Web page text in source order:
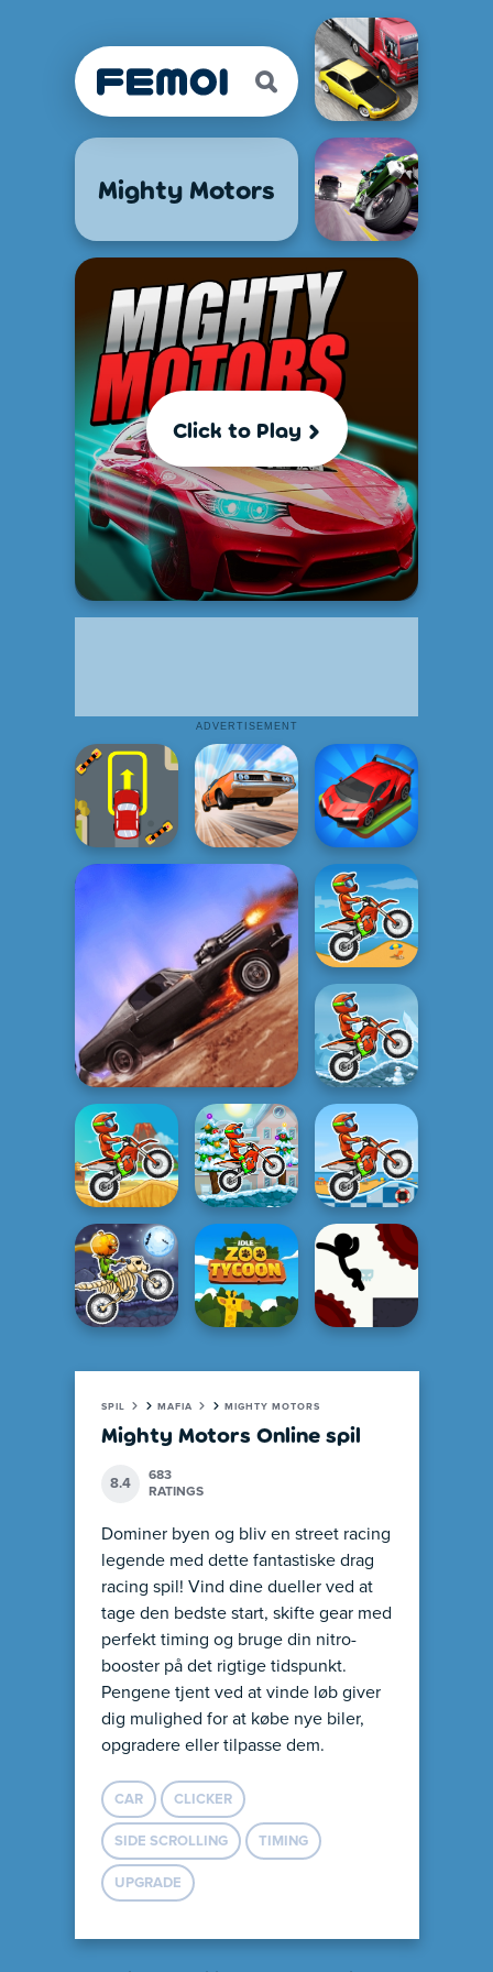
Mighty Motors
Click to Play
SPIL MAFIA MIGHTY MOTORS
Mighty Motors Online spil
8.4
683
RATINGS
Dominer byen og bliv en street racing
legende med dette fantastiske drag
racing spil! Vind dine dueller ved at
tage den bedste start, skifte gear med
perfekt timing og bruge din nitro-
booster på det rigtige tidspunkt.
Pengene tjent ved at vinde løb giver
dig mulighed for at købe nye biler,
opgradere eller tilpasse dem.
CAR CLICKER
SIDE SCROLLING TIMING
UPGRADE